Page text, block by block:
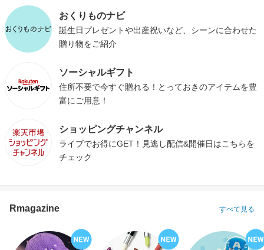
おくりものナビ
誕生日プレゼントや出産祝いなど、シーンに合わせた
贈り物をご紹介
ソーシャルギフト
住所不要で今すぐ贈れる！とっておきのアイテムを豊
富にご用意！
ショッピングチャンネル
ライブでお得にGET！見逃し配信&開催日はこちらを
チェック
Rmagazine すべて見る